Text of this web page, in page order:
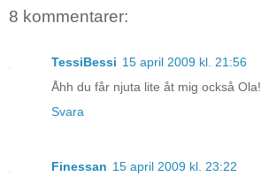
8 kommentarer:
TessiBessi 15 april 2009 kl. 21:56
Åhh du får njuta lite åt mig också Ola!
Svara
Finessan 15 april 2009 kl. 23:22